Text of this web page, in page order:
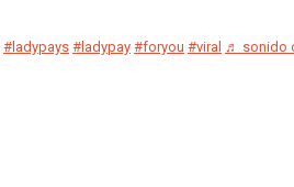
#ladypays #ladypay #foryou #viral ♬ sonido